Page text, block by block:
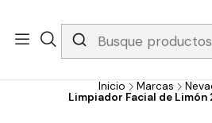
Whatsapp 3229079958/ Fijo 6019251796
gratis apartir de 199.000!
Inicio Marcas
Limpiador Facial de Limón